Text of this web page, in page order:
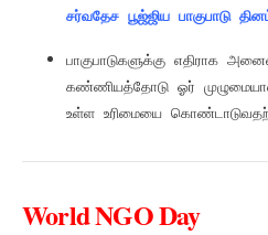
சர்வதேச பூஜ்ஜிய பாகுபாடு
பாகுபாடுகளுக்கு எதிராக
கண்ணியத்தோடு ஓர்
உள்ள உரிமையை
World NGO Day